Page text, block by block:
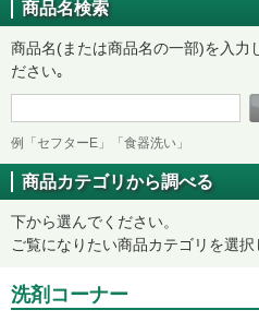
商品名検索
商品名(または商品名の一部)を入力
ださい｡
例「セフターE」「食器洗い」
商品カテゴリから調べる
下から選んでください。
ご覧になりたい商品カテゴリを選択
洗剤コーナー